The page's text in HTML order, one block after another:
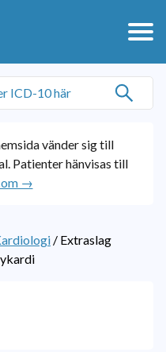
vänder sig till
Patienter hänvisas till
→
/ Extraslag